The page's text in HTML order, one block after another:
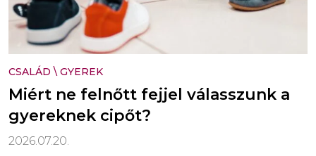
CSALÁD \ GYEREK
Miért ne felnőtt fejjel válasszunk a
gyereknek cipőt?
2026.07.20.